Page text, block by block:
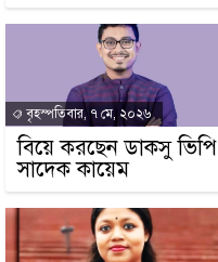
বৃহস্পতিবার, ৭ মে, ২০২৬
বিয়ে করছেন ডাকসু ভিপি
সাদেক কায়েম